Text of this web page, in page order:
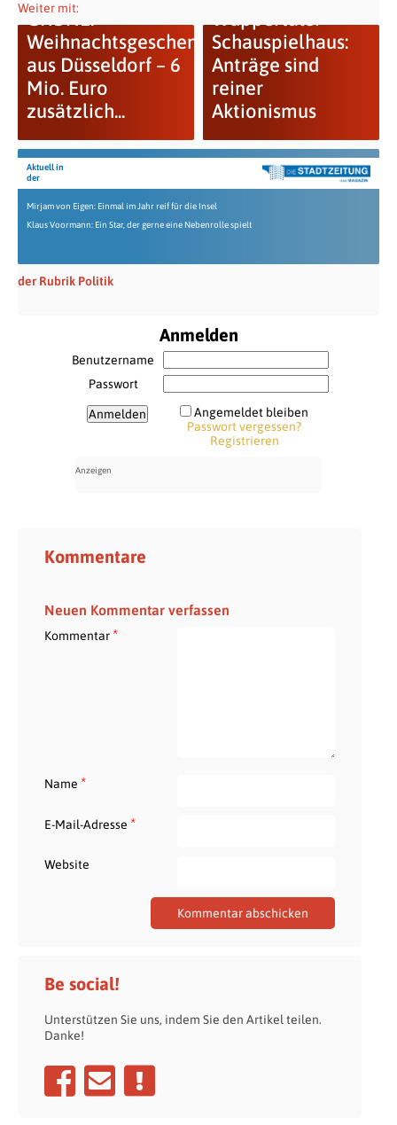
Weiter mit:
GRÜNE:
Weihnachtsgeschenk
aus Düsseldorf – 6
Mio. Euro
zusätzlich...
Wuppertaler
Schauspielhaus:
Anträge sind
reiner
Aktionismus
Aktuell in
der
Mirjam von Eigen: Einmal im Jahr reif für die Insel
Klaus Voormann: Ein Star, der gerne eine Nebenrolle spielt
der Rubrik Politik
Anmelden
Benutzername
Passwort
Angemeldet bleiben
Passwort vergessen?
Registrieren
Kommentare
Neuen Kommentar verfassen
Kommentar*
Name *
E-Mail-Adresse *
Website
Be social!
Unterstützen Sie uns, indem Sie den Artikel teilen.
Danke!